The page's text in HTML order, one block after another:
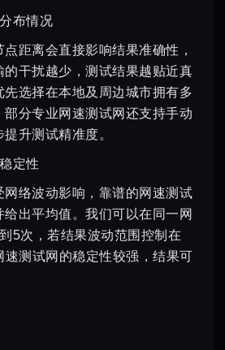
布情况
距离会直接影响结果准确性，
的干扰越少，测试结果越贴近真
先选择在本地及周边城市拥有多
分专业网速测试网还支持手动
升测试精准度。
定性
网络波动影响，靠谱的网速测试
给出平均值。我们可以在同一网
5次，若结果波动范围控制在
速测试网的稳定性较强，结果可